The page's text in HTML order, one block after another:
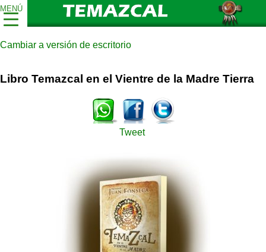
MENÚ
Cambiar a versión de escritorio
Libro Temazcal en el Vientre de la Madre Tierra
Tweet